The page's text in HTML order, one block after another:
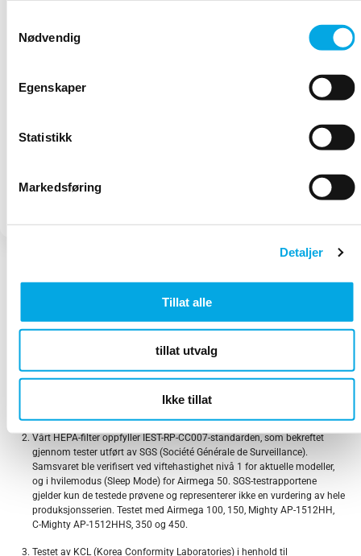
Nødvendig
Egenskaper
Statistikk
Markedsføring
Detaljer
Tillat alle
tillat utvalg
Ikke tillat
spørsmål?
hjelpe deg.
Airmega luftrensere har dokumentert evne til å fange opp luftbårent
støv, pollen og flass basert på tester utført av KCL (Korea Conformity
Associations standard (SPS-KACA 002-132:2022 Modified) for å måle
fjerning av partikler ned til 0,01 μm. Testene ble utført ved maksimal
viftehastighet under standard romtemperatur og luftfuktighet. Faktisk
ytelse kan variere avhengig av brukerens innemiljø. Testet med Airmega
Vårt HEPA-filter oppfyller IEST-RP-CC007-standarden, som bekreftet
gjennom tester utført av SGS (Société Générale de Surveillance).
Samsvaret ble verifisert ved viftehastighet nivå 1 for aktuelle modeller,
og i hvilemodus (Sleep Mode) for Airmega 50. SGS-testrapportene
gjelder kun de testede prøvene og representerer ikke en vurdering av hele
produksjonsserien. Testet med Airmega 100, 150, Mighty AP-1512HH,
C-Mighty AP-1512HHS, 350 og 450.
Testet av KCL (Korea Conformity Laboratories) i henhold til